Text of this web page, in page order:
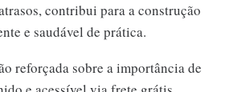
contribui para a construção
e saudável de prática.
reforçada sobre a importância de